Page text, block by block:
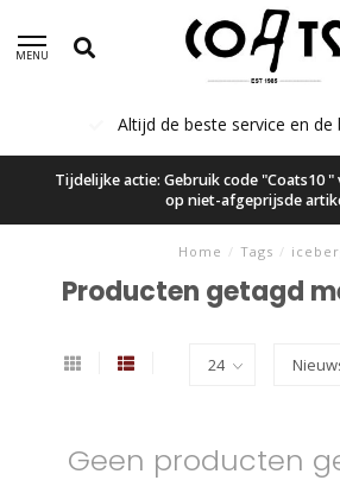
MENU
Altijd de beste service en de
Tijdelijke actie: Gebruik code "Coats10 "
op niet-afgeprijsde
Home / Tags /
Producten getagd
Geen producten